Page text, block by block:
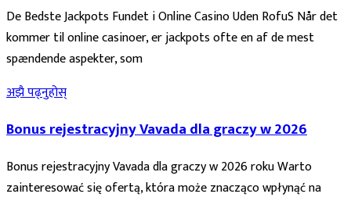
De Bedste Jackpots Fundet i Online Casino Uden RofuS Når det
kommer til online casinoer, er jackpots ofte en af de mest
spændende aspekter, som
अझै पढ्नुहोस्
Bonus rejestracyjny Vavada dla graczy w 2026
Bonus rejestracyjny Vavada dla graczy w 2026 roku Warto
zainteresować się ofertą, która może znacząco wpłynąć na